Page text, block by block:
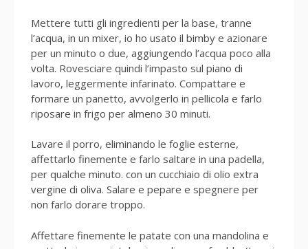
Mettere tutti gli ingredienti per la base, tranne
l’acqua, in un mixer, io ho usato il bimby e azionare
per un minuto o due, aggiungendo l’acqua poco alla
volta. Rovesciare quindi l’impasto sul piano di
lavoro, leggermente infarinato. Compattare e
formare un panetto, avvolgerlo in pellicola e farlo
riposare in frigo per almeno 30 minuti.
Lavare il porro, eliminando le foglie esterne,
affettarlo finemente e farlo saltare in una padella,
per qualche minuto. con un cucchiaio di olio extra
vergine di oliva. Salare e pepare e spegnere per
non farlo dorare troppo.
Affettare finemente le patate con una mandolina e